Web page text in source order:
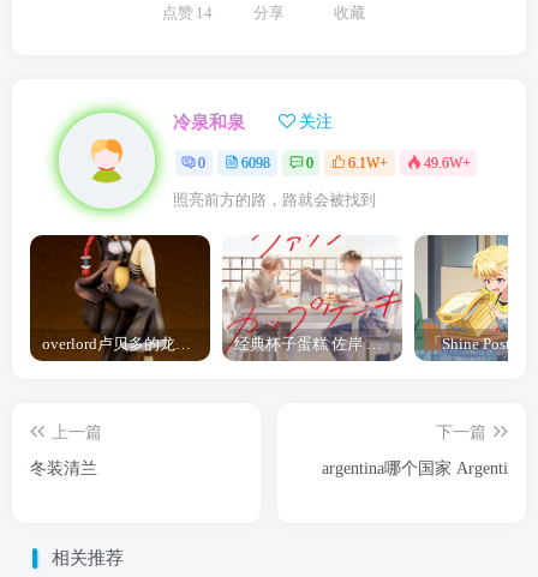
点赞 14 分享 收藏
冷泉和泉 关注
0 6098 0 6.1W+ 49.6W+
照亮前方的路，路就会被找到
overlord卢贝多的龙王谁厉害 「Overlord」露普斯蕾琪娜·贝塔手办开订 经典杯子蛋糕 佐岸 漫画「经典杯子蛋糕」宣布真人日剧化
上一篇
冬装清兰
下一篇
argentina哪个国家 Argenti
相关推荐